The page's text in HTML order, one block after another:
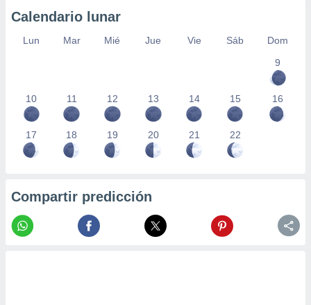
Calendario lunar
Lun Mar Mié Jue Vie Sáb
Dom
9
10 11 12 13 14 15 16
17 18 19 20 21 22
Compartir predicción